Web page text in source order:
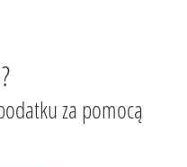
za pomocą